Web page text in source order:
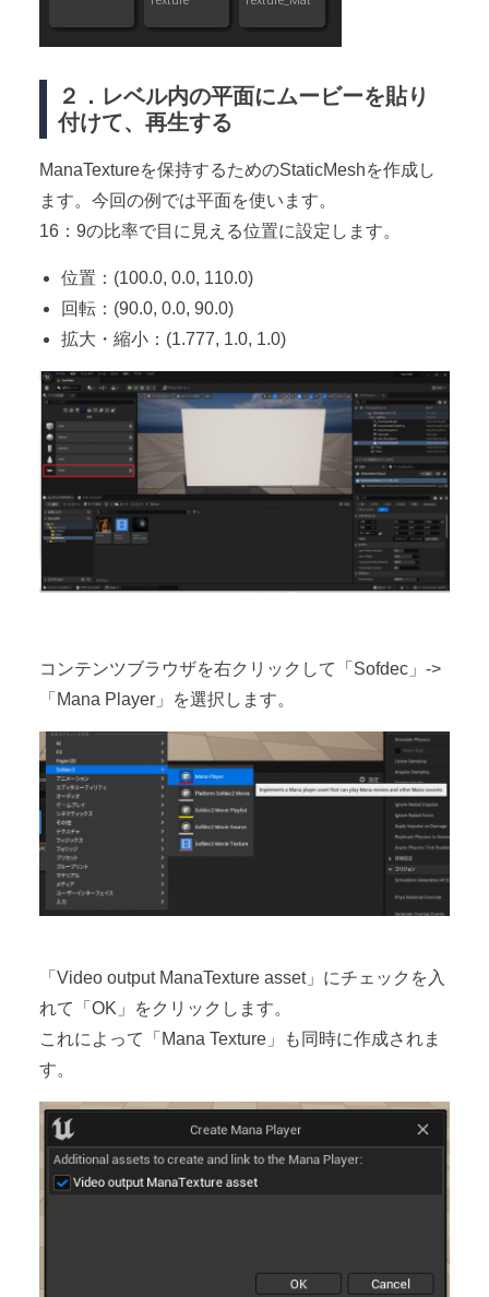
２．レベル内の平面にムービーを貼り
付けて、再生する
ManaTextureを保持するためのStaticMeshを作成し
ます。今回の例では平面を使います。
16：9の比率で目に見える位置に設定します。
位置：(100.0, 0.0, 110.0)
回転：(90.0, 0.0, 90.0)
拡大・縮小：(1.777, 1.0, 1.0)
コンテンツブラウザを右クリックして「Sofdec」->
「Mana Player」を選択します。
「Video output ManaTexture asset」にチェックを入
れて「OK」をクリックします。
これによって「Mana Texture」も同時に作成されま
す。